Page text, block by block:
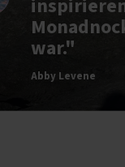
war."
Abby Levene